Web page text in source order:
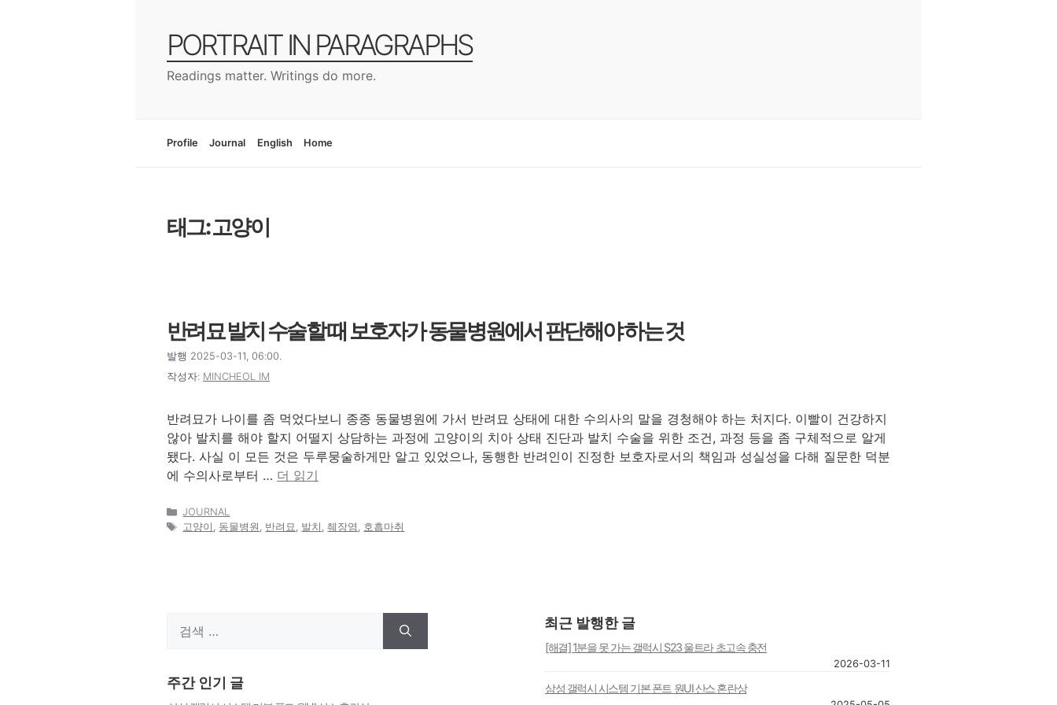
PORTRAIT IN PARAGRAPHS
Readings matter. Writings do more.
Profile Journal English Home
태그: 고양이
반려묘 발치 수술할 때 보호자가 동물병원에서 판단해야 하는 것
발행 2025-03-11, 06:00.
작성자: MINCHEOL IM
반려묘가 나이를 좀 먹었다보니 종종 동물병원에 가서 반려묘 상태에 대한 수의사의 말을 경청해야 하는 처지다. 이빨이 건강하지
않아 발치를 해야 할지 어떨지 상담하는 과정에 고양이의 치아 상태 진단과 발치 수술을 위한 조건, 과정 등을 좀 구체적으로 알게
됐다. 사실 이 모든 것은 두루뭉술하게만 알고 있었으나, 동행한 반려인이 진정한 보호자로서의 책임과 성실성을 다해 질문한 덕분
에 수의사로부터 … 더 읽기
카
테
JOURNAL
태
고양이 , 동물병원 , 반려묘, 발치 ,췌장염 , 호흡마취
주간 인기 글
최근 발행한 글
[해결] 1분을 못 가는 갤럭시 S23 울트라 초고속 충전
2026-03-11
삼성 갤럭시 시스템 기본 폰트 원UI 산스 혼란상